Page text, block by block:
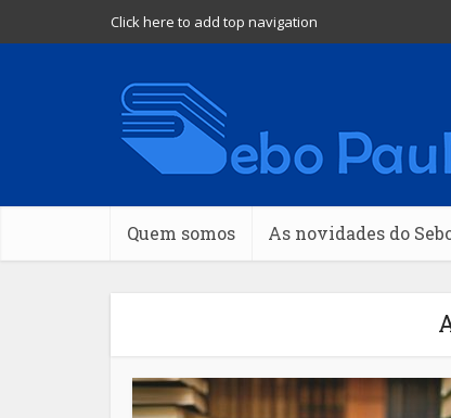
Click here to add top navigation
Quem somos As novidades do